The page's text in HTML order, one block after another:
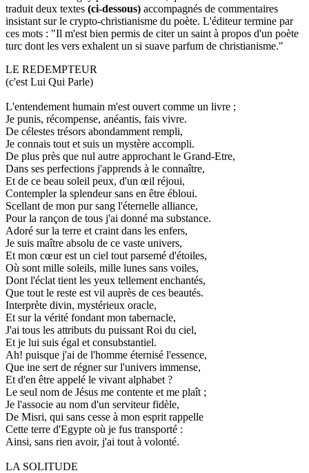
traduit deux textes (ci-dessous) accompagnés de commentaires
insistant sur le crypto-christianisme du poète. L'éditeur termine par
ces mots : "Il m'est bien permis de citer un saint à propos d'un poète
turc dont les vers exhalent un si suave parfum de christianisme."
LE REDEMPTEUR
(c'est Lui Qui Parle)
L'entendement humain m'est ouvert comme un livre ;
Je punis, récompense, anéantis, fais vivre.
De célestes trésors abondamment rempli,
Je connais tout et suis un mystère accompli.
De plus près que nul autre approchant le Grand-Etre,
Dans ses perfections j'apprends à le connaître,
Et de ce beau soleil peux, d'un œil réjoui,
Contempler la splendeur sans en être ébloui.
Scellant de mon pur sang l'éternelle alliance,
Pour la rançon de tous j'ai donné ma substance.
Adoré sur la terre et craint dans les enfers,
Je suis maître absolu de ce vaste univers,
Et mon cœur est un ciel tout parsemé d'étoiles,
Où sont mille soleils, mille lunes sans voiles,
Dont l'éclat tient les yeux tellement enchantés,
Que tout le reste est vil auprès de ces beautés.
Interprète divin, mystérieux oracle,
Et sur la vérité fondant mon tabernacle,
J'ai tous les attributs du puissant Roi du ciel,
Et je lui suis égal et consubstantiel.
Ah! puisque j'ai de l'homme éternisé l'essence,
Que ine sert de régner sur l'univers immense,
Et d'en être appelé le vivant alphabet ?
Le seul nom de Jésus me contente et me plaît ;
Je l'associe au nom d'un serviteur fidèle,
De Misri, qui sans cesse à mon esprit rappelle
Cette terre d'Egypte où je fus transporté :
Ainsi, sans rien avoir, j'ai tout à volonté.
LA SOLITUDE